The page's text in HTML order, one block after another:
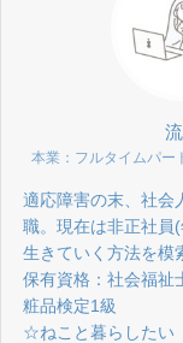
本業：フルタイムパ
適応障害の末、社会
職。現在は非正社員
生きていく方法を模
保有資格：社会福祉
粧品検定1級
☆ねこと暮らしたい